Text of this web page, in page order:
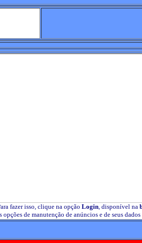
fazer isso, clique na opção Login, disponível na
de manutenção de anúncios e de seus